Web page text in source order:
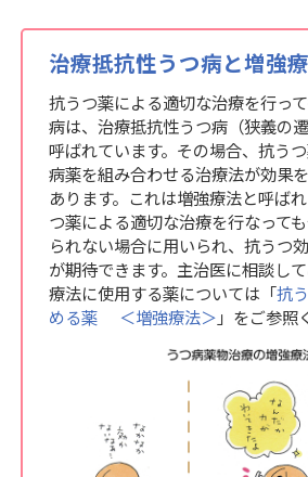
治療抵抗性うつ病と増強
抗うつ薬による適切な治療を行っ
病は、治療抵抗性うつ病（狭義の
呼ばれています。その場合、抗う
病薬を組み合わせる治療法が効果
あります。これは増強療法と呼ば
つ薬による適切な治療を行なって
られない場合に用いられ、抗うつ
が期待できます。主治医に相談し
療法に使用する薬については「 抗
める薬 ＜増強療法＞ 」をご参照